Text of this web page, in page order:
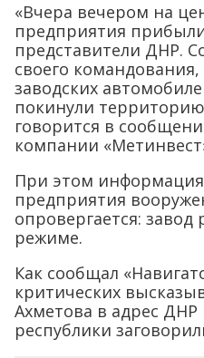
«Вчера вечером на
предприятия
представители ДНР.
своего
заводских
покинули
говорится в
компании
При этом информация
предприятия
опровергается:
режиме.
Как сообщал
критических
Ахметова в адрес ДНР
республики